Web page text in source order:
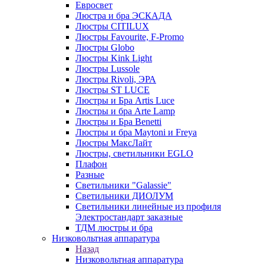
Евросвет
Люстра и бра ЭСКАДА
Люстры CITILUX
Люстры Favourite, F-Promo
Люстры Globo
Люстры Kink Light
Люстры Lussole
Люстры Rivoli, ЭРА
Люстры ST LUCE
Люстры и Бра Artis Luce
Люстры и бра Arte Lamp
Люстры и Бра Benetti
Люстры и бра Maytoni и Freya
Люстры МаксЛайт
Люстры, светильники EGLO
Плафон
Разные
Светильники "Galassie"
Светильники ДИОЛУМ
Светильники линейные из профиля
Электростандарт заказные
ТДМ люстры и бра
Низковольтная аппаратура
Назад
Низковольтная аппаратура